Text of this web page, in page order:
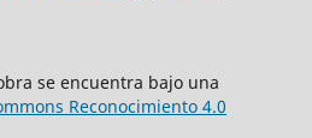
se encuentra bajo una
Reconocimiento 4.0